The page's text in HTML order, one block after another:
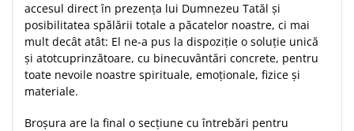
Teologie
A doua venire
Apologetica
Dogmatica
Misiune
accesul direct în prezența lui Dumnezeu Tatăl și
posibilitatea spălării totale a păcatelor noastre, ci mai
mult decât atât: El ne-a pus la dispoziție o soluție unică
și atotcuprinzătoare, cu binecuvântări concrete, pentru
toate nevoile noastre spirituale, emoționale, fizice și
materiale.
Broșura are la final o secțiune cu întrebări pentru